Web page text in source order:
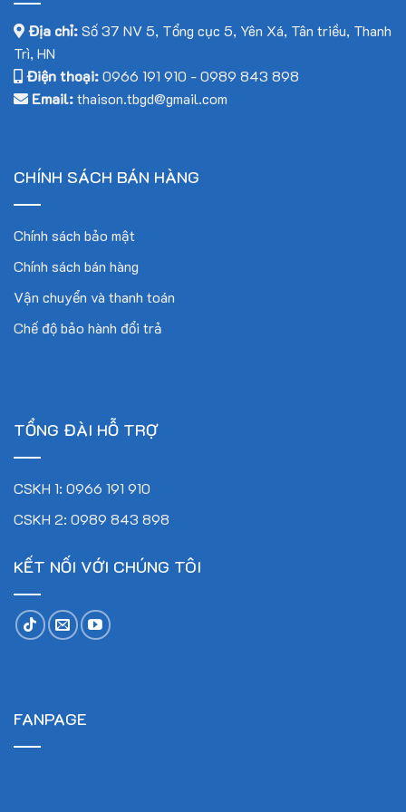
để được tư vấn và hỗ trợ:
Công ty cổ phần công nghệ và thiết bị giáo dục Thái Sơn
Hotline: 0966.191.910 (Mr. Mạnh) hoặc 0989.843.898 (Mr.
Trịnh)
Email: thaison.tbgd@gmail.com
Địa chỉ:Số 37 NV 5, Tổng cục 5, Yên Xá, Tân triều, Thanh
Trì, HN
Điện thoại:0966 191 910 -0989 843 898
Email:thaison.tbgd@gmail.com
CHÍNH SÁCH BÁN HÀNG
Chính sách bảo mật
Chính sách bán hàng
Vận chuyển và thanh toán
Chế độ bảo hành đổi trả
TỔNG ĐÀI HỖ TRỢ
CSKH 1: 0966 191 910
CSKH 2: 0989 843 898
KẾT NỐI VỚI CHÚNG TÔI
FANPAGE